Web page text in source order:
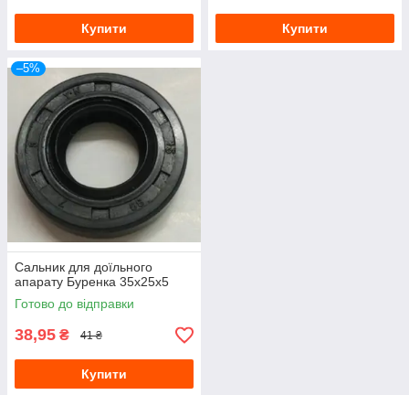
Купити Купити
–5%
Сальник для доїльного
апарату Буренка 35х25х5
Готово до відправки
38,95 ₴ 41 ₴
Купити